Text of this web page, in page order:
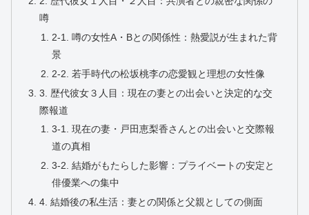
噂
2-1. 噂の女性A・Bとの関係性：熱愛説が生まれた背
景
2-2. 若手時代の松坂桃李の恋愛観と理想の女性像
3. 歴代彼女３人目：現在の妻との出会いと決定的な交
際報道
3-1. 現在の妻・戸田恵梨香さんとの出会いと交際報
道の真相
3-2. 結婚がもたらした影響：プライベートの安定と
俳優業への集中
4. 結婚後の私生活：妻との関係と父親としての側面